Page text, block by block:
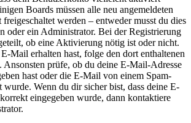
Boards müssen alle neu angemeldeten
werden – entweder musst du dies
oder ein Administrator. Bei der Registrierung
ob eine Aktivierung nötig ist oder nicht.
Mail erhalten hast, folge den dort enthaltenen
Ansonsten prüfe, ob du deine E-Mail-Adresse
hast oder die E-Mail von einem Spam-
Wenn du dir sicher bist, dass deine E-
eingegeben wurde, dann kontaktiere